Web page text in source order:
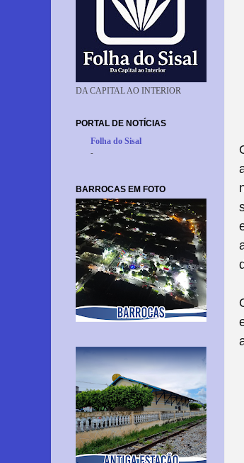
DA CAPITAL AO INTERIOR
PORTAL DE NOTÍCIAS
Folha do Sisal
-
BARROCAS EM FOTO